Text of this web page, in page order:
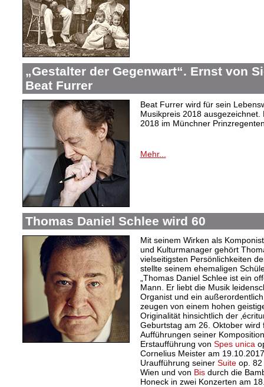
„Gestalter der Gegenwart“. Ernst von
Beat Furrer
Beat Furrer wird für sein
Musikpreis 2018
2018 im Münchner
Mehr...
Thomas Daniel Schlee wird 60
Mit seinem Wirken als
und Kulturmanager gehört
vielseitigsten Persönlichkeiten
stellte seinem ehemaligen
„Thomas Daniel Schlee ist ein
Mann. Er liebt die Musik
Organist und ein
zeugen von einem hohen
Originalität hinsichtlich der
Geburtstag am 26. Oktober wird
Aufführungen seiner
Erstaufführung von Spes unica
Cornelius Meister am
Uraufführung seiner Suiteop. 82
Wien und von Bisdurch die
Honeck in zwei Konzerten am